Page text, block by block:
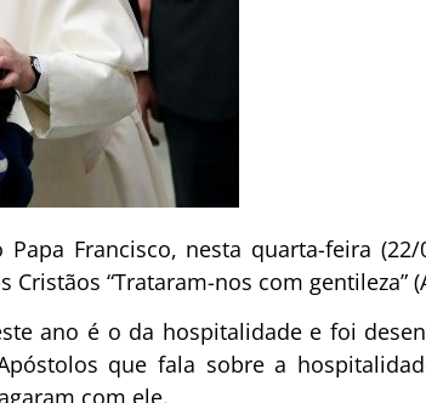
Francisco, nesta quarta-feira
“Trataram-nos com gentileza”
ano é o da hospitalidade e foi
que fala sobre a
com ele.